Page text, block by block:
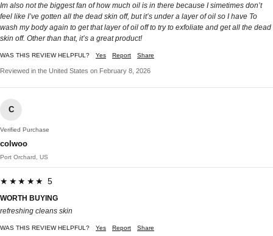
Im also not the biggest fan of how much oil is in there because I simetimes don’t
feel like I’ve gotten all the dead skin off, but it’s under a layer of oil so I have To
wash my body again to get that layer of oil off to try to exfoliate and get all the dead
skin off. Other than that, it’s a great product!
WAS THIS REVIEW HELPFUL? Yes Report Share
Reviewed in the United States on February 8, 2026
C
Verified Purchase
colwoo
Port Orchard, US
★★★★★ 5
WORTH BUYING
refreshing cleans skin
WAS THIS REVIEW HELPFUL? Yes Report Share